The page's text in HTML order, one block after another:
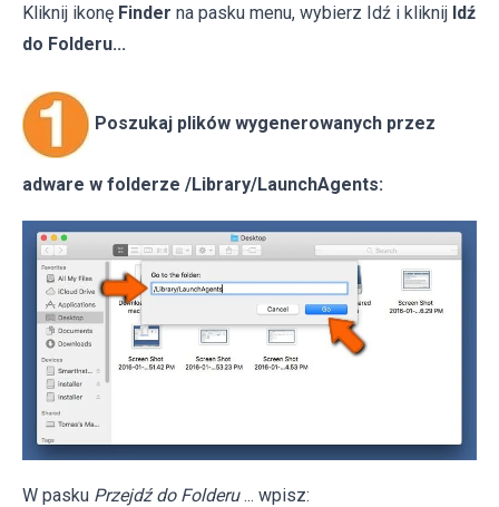
Kliknij ikonę Finder na pasku menu, wybierz Idź i kliknij Idź
do Folderu...
Poszukaj plików wygenerowanych przez
adware w folderze /Library/LaunchAgents:
W pasku Przejdź do Folderu ... wpisz: